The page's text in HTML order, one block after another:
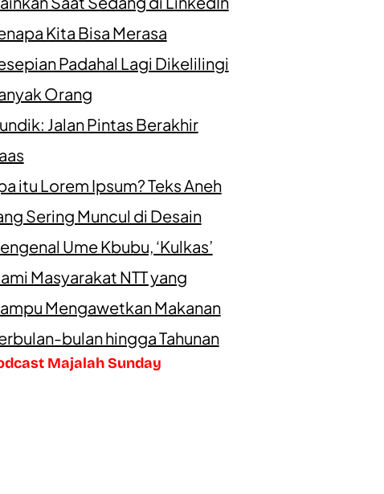
Kita Bisa Merasa
Padahal Lagi Dikelilingi
Orang
Jalan Pintas Berakhir
itu Lorem Ipsum? Teks Aneh
Sering Muncul di Desain
Ume Kbubu, ‘Kulkas’
Masyarakat NTT yang
Mengawetkan Makanan
bulan hingga Tahunan
Majalah Sunday